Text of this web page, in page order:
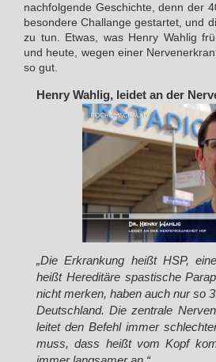
nachfolgende Geschichte, denn der
besondere Challange gestartet, und
zu tun. Etwas, was Henry Wahlig
und heute, wegen einer
so gut.
Henry Wahlig, leidet an der
„Die Erkrankung heißt HSP,
heißt Hereditäre spastische
nicht merken, haben auch nur so
Deutschland. Die zentrale
leitet den Befehl immer
muss, dass heißt vom Kopf